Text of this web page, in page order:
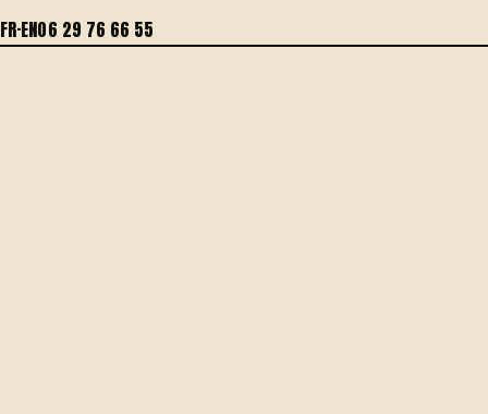
FR·EN06 29 76 66 55